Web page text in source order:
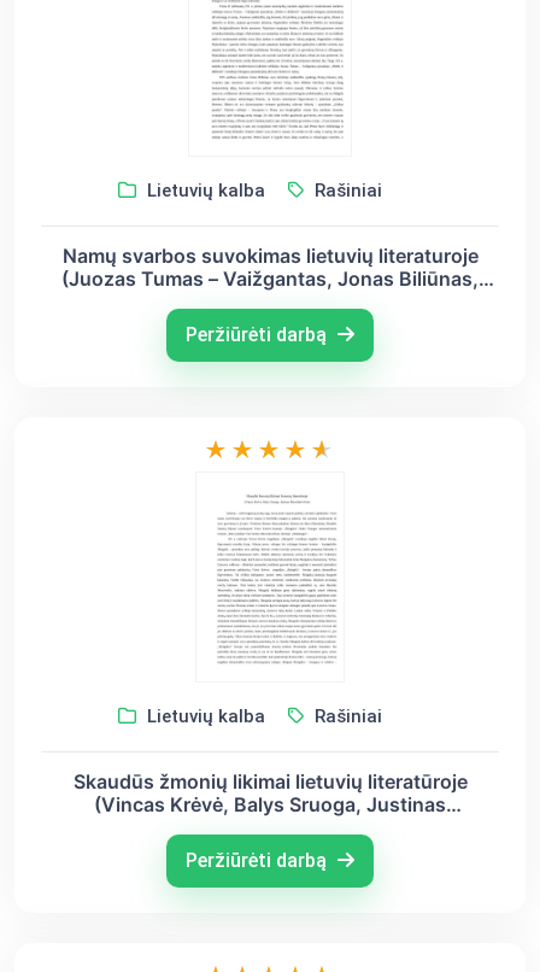
Lietuvių kalba Rašiniai
Namų svarbos suvokimas lietuvių literaturoje
(Juozas Tumas – Vaižgantas, Jonas Biliūnas,
Peržiūrėti darbą
Lietuvių kalba Rašiniai
Skaudūs žmonių likimai lietuvių literatūroje
(Vincas Krėvė, Balys Sruoga, Justinas
Peržiūrėti darbą